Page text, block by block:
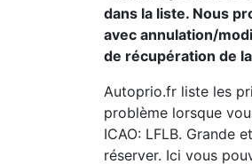
dans la liste. Nous
avec annulation/
de récupération de
Autoprio.fr liste les
problème lorsque
ICAO: LFLB. Grande
réserver. Ici vous